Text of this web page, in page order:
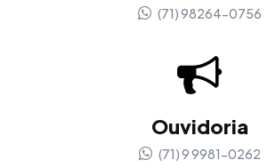
(71) 98264-0756
Ouvidoria
(71) 9 9981-0262